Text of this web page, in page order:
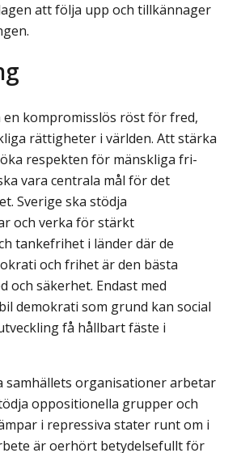
att följa upp och tillkännager
en kompromisslös röst för fred,
rättigheter i världen. Att stärka
respekten för mänskliga fri-
vara centrala mål för det
Sverige ska stödja
och verka för stärkt
tankefrihet i länder där de
och frihet är den bästa
och säkerhet. Endast med
demokrati som grund kan social
få hållbart fäste i
samhällets organisationer arbetar
oppositionella grupper och
i repressiva stater runt om i
är oerhört betydelsefullt för